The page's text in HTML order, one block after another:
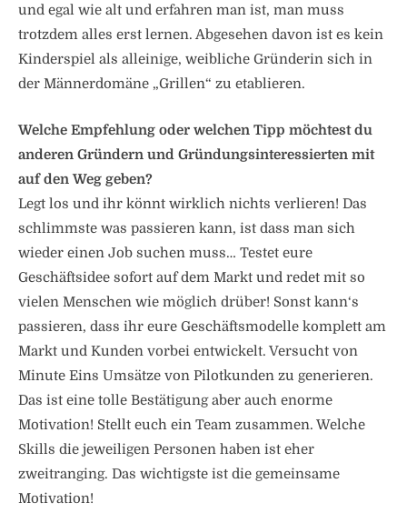
und egal wie alt und erfahren man ist, man muss
trotzdem alles erst lernen. Abgesehen davon ist es kein
Kinderspiel als alleinige, weibliche Gründerin sich in
der Männerdomäne „Grillen“ zu etablieren.
Welche Empfehlung oder welchen Tipp möchtest du
anderen Gründern und Gründungsinteressierten mit
auf den Weg geben?
Legt los und ihr könnt wirklich nichts verlieren! Das
schlimmste was passieren kann, ist dass man sich
wieder einen Job suchen muss… Testet eure
Geschäftsidee sofort auf dem Markt und redet mit so
vielen Menschen wie möglich drüber! Sonst kann‘s
passieren, dass ihr eure Geschäftsmodelle komplett am
Markt und Kunden vorbei entwickelt. Versucht von
Minute Eins Umsätze von Pilotkunden zu generieren.
Das ist eine tolle Bestätigung aber auch enorme
Motivation! Stellt euch ein Team zusammen. Welche
Skills die jeweiligen Personen haben ist eher
zweitranging. Das wichtigste ist die gemeinsame
Motivation!